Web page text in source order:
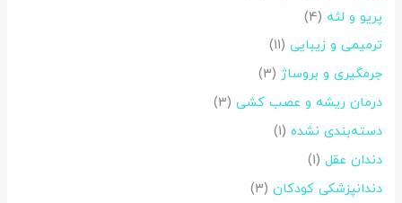
پریو و لثه (4)
ترمیمی و زیبایی (11)
جرمگیری و بروساژ (3)
درمان ریشه و عصب کشی (3)
دسته‌بندی نشده (1)
دندان عقل (1)
دندانپزشکی کودکان (3)